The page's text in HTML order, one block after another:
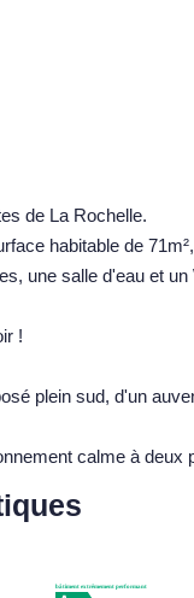
de La Rochelle.
habitable de
une salle d'eau et un
!
plein sud, d'un
calme à deux